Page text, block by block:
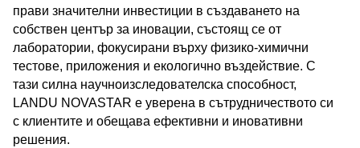
прави значителни инвестиции в създаването на
собствен център за иновации, състоящ се от
лаборатории, фокусирани върху физико-химични
тестове, приложения и екологично въздействие. С
тази силна научноизследователска способност,
LANDU NOVASTAR е уверена в сътрудничеството си
с клиентите и обещава ефективни и иновативни
решения.